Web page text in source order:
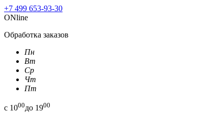
+7 499 653-93-30
ONline
Обработка заказов
Пн
Вт
Ср
Чт
Пт
с 1000до 1900